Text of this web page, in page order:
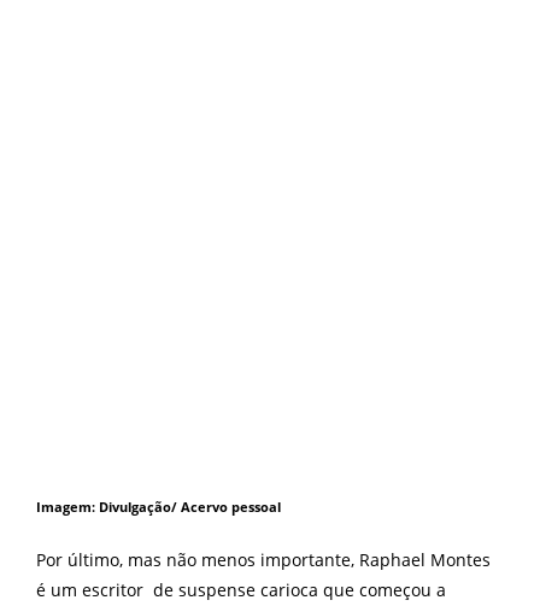
Imagem: Divulgação/ Acervo pessoal
Por último, mas não menos importante, Raphael Montes
é um escritor de suspense carioca que começou a